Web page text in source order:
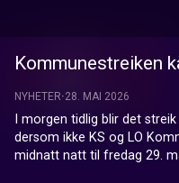
Kommunestreiken
NYHETER 28. MAI 2026
I morgen tidlig blir det
dersom ikke KS og LO
midnatt natt til fredag 29.